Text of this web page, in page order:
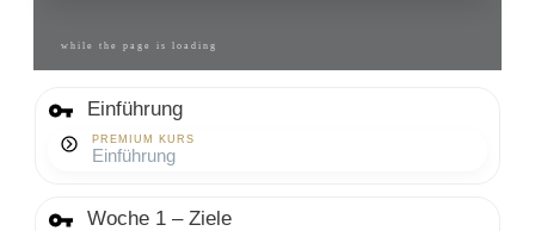
while the page is loading
Einführung
PREMIUM KURS
Einführung
Woche 1 – Ziele